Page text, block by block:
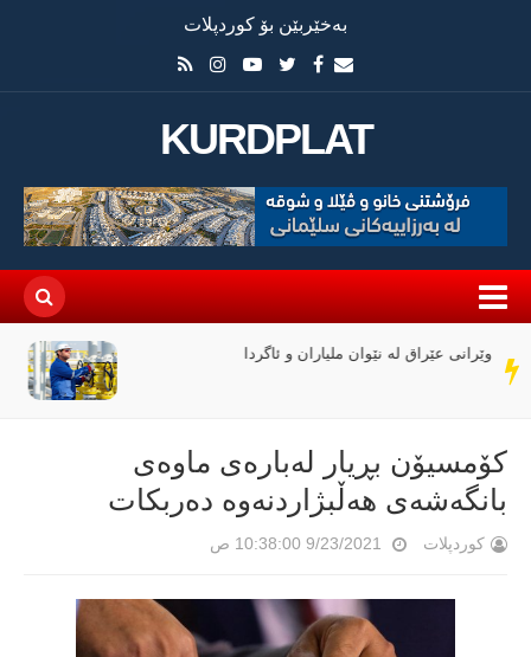
بەخێربێن بۆ کوردپلات
KURDPLAT
سەر
دێڕ
دانە گاز: لە نیوەی یەکەمی 2026 قازانجمان بە رێژەی
کۆمسیۆن بڕیار لەبارەی ماوەی
بانگەشەی هەڵبژاردنەوە دەربکات
کوردپلات 9/23/2021 10:38:00 ص